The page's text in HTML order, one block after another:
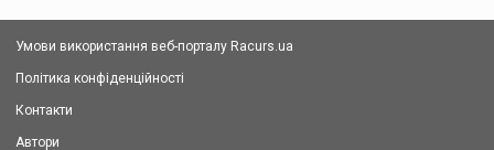
Умови використання веб-порталу Racurs.ua
Політика конфіденційності
Контакти
Автори